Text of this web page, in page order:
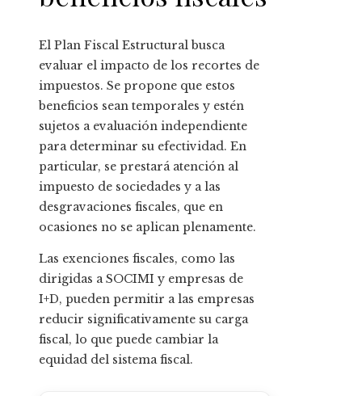
El Plan Fiscal Estructural busca
evaluar el impacto de los recortes de
impuestos. Se propone que estos
beneficios sean temporales y estén
sujetos a evaluación independiente
para determinar su efectividad. En
particular, se prestará atención al
impuesto de sociedades y a las
desgravaciones fiscales, que en
ocasiones no se aplican plenamente.
Las exenciones fiscales, como las
dirigidas a SOCIMI y empresas de
I+D, pueden permitir a las empresas
reducir significativamente su carga
fiscal, lo que puede cambiar la
equidad del sistema fiscal.